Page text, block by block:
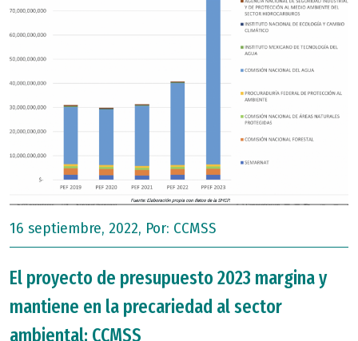
16 septiembre, 2022, Por: CCMSS
El proyecto de presupuesto 2023 margina y
mantiene en la precariedad al sector
ambiental: CCMSS